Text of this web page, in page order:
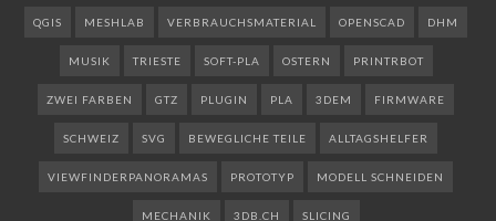
QGIS MESHLAB VERBRAUCHSMATERIAL OPENSCAD DHM
MUSIK TRIESTE SOFT-PLA OSTERN PRINTRBOT
ZWEI FARBEN GTZ PLUGIN PLA 3DEM FIRMWARE
SCHWEIZ SVG BEWEGLICHE TEILE ALLTAGSHELFER
VIEWFINDERPANORAMAS PROTOTYP MODELL SCHNEIDEN
MECHANIK 3DB.CH SLICING